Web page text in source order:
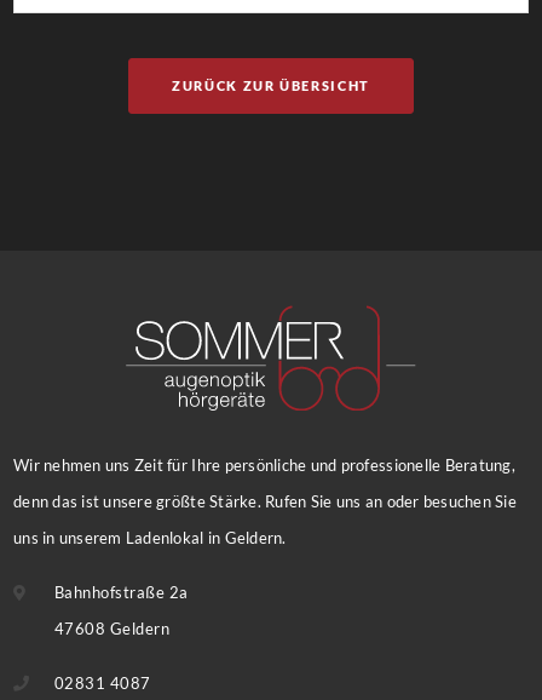
ZURÜCK ZUR ÜBERSICHT
Wir nehmen uns Zeit für Ihre persönliche und professionelle Beratung,
denn das ist unsere größte Stärke. Rufen Sie uns an oder besuchen Sie
uns in unserem Ladenlokal in Geldern.
Bahnhofstraße 2a
47608 Geldern
02831 4087